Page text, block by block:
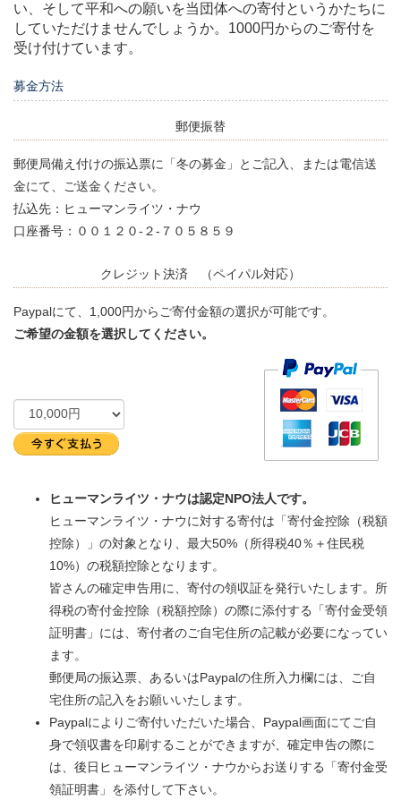
い、そして平和への願いを当団体への寄付というかたちに
していただけませんでしょうか。1000円からのご寄付を
受け付けています。
募金方法
郵便振替
郵便局備え付けの振込票に「冬の募金」とご記入、または電信送
金にて、ご送金ください。
払込先：ヒューマンライツ・ナウ
口座番号：００１２０-２-７０５８５９
クレジット決済 （ペイパル対応）
Paypalにて、1,000円からご寄付金額の選択が可能です。
ご希望の金額を選択してください。
ヒューマンライツ・ナウは認定NPO法人です。
ヒューマンライツ・ナウに対する寄付は「寄付金控除（税額
控除）」の対象となり、最大50%（所得税40％＋住民税
10%）の税額控除となります。
皆さんの確定申告用に、寄付の領収証を発行いたします。所
得税の寄付金控除（税額控除）の際に添付する「寄付金受領
証明書」には、寄付者のご自宅住所の記載が必要になってい
ます。
郵便局の振込票、あるいはPaypalの住所入力欄には、ご自
宅住所の記入をお願いいたします。
Paypalによりご寄付いただいた場合、Paypal画面にてご自
身で領収書を印刷することができますが、確定申告の際に
は、後日ヒューマンライツ・ナウからお送りする「寄付金受
領証明書」を添付して下さい。